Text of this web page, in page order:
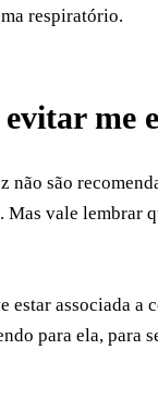
respiratório.
me
não são
vale lembrar
estar associada a
para ela, para